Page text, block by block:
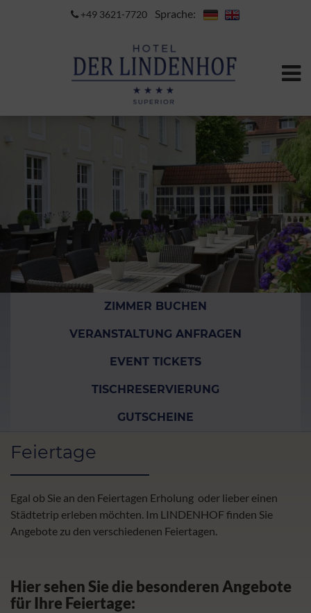
+49 3621-7720 Sprache:
ZIMMER BUCHEN
VERANSTALTUNG ANFRAGEN
EVENT TICKETS
TISCHRESERVIERUNG
GUTSCHEINE
Feiertage
Egal ob Sie an den Feiertagen Erholung oder lieber einen
Städtetrip erleben möchten. Im LINDENHOF finden Sie
Angebote zu den verschiedenen Feiertagen.
Hier sehen Sie die besonderen Angebote
für Ihre Feiertage: